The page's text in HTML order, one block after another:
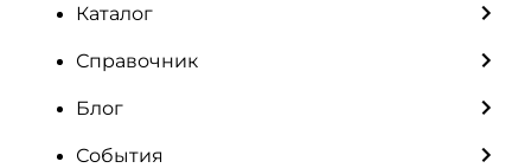
Каталог
Справочник
Блог
События